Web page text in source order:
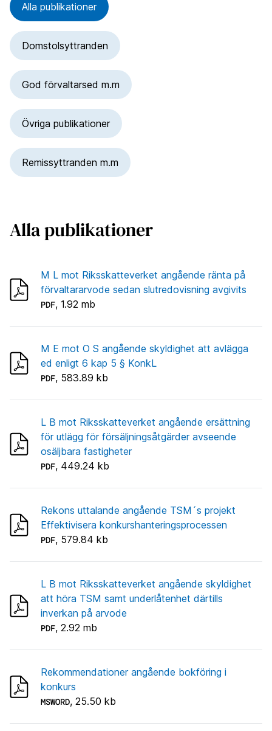
Alla publikationer
Domstolsyttranden
God förvaltarsed m.m
Övriga publikationer
Remissyttranden m.m
Alla publikationer
M L mot Riksskatteverket angående ränta på
förvaltararvode sedan slutredovisning avgivits
PDF, 1.92 mb
M E mot O S angående skyldighet att avlägga
ed enligt 6 kap 5 § KonkL
PDF, 583.89 kb
L B mot Riksskatteverket angående ersättning
för utlägg för försäljningsåtgärder avseende
osäljbara fastigheter
PDF, 449.24 kb
Rekons uttalande angående TSM´s projekt
Effektivisera konkurshanteringsprocessen
PDF, 579.84 kb
L B mot Riksskatteverket angående skyldighet
att höra TSM samt underlåtenhet därtills
inverkan på arvode
PDF, 2.92 mb
Rekommendationer angående bokföring i
konkurs
MSWORD, 25.50 kb